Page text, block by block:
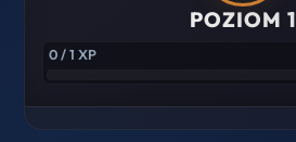
POZIOM 1
0 / 1 XP